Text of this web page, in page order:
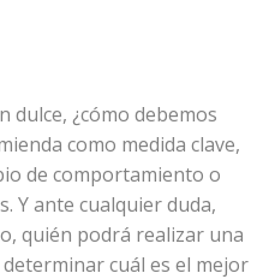
dulce, ¿cómo debemos
como medida clave,
de comportamiento o
Y ante cualquier duda,
quién podrá realizar una
cuál es el mejor